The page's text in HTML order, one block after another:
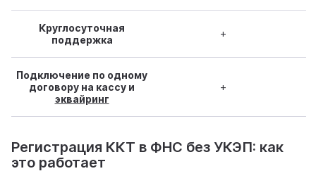
Круглосуточная
поддержка
+
Подключение по одному
договору на кассу и
эквайринг
+
Регистрация ККТ в ФНС без УКЭП: как
это работает